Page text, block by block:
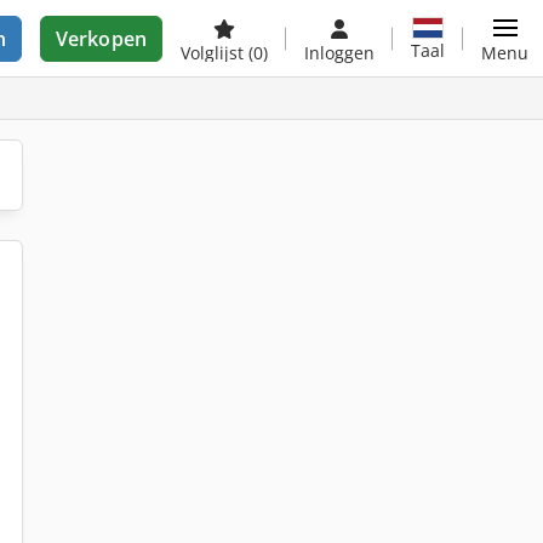
Verkopen
Volglijst (0) Inloggen Taal Menu